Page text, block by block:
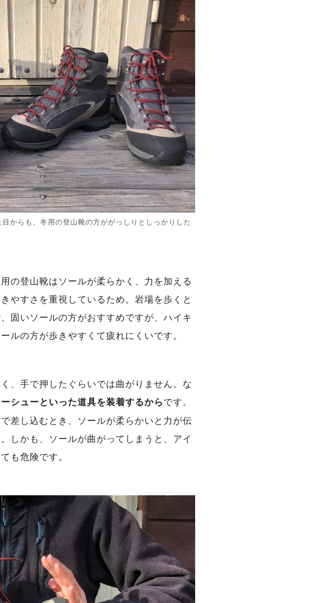
からも、冬用の登山靴の方ががっしりとしっかりした
の登山靴はソールが柔らかく、力を加える
やすさを重視しているため。岩場を歩くと
固いソールの方がおすすめですが、ハイキ
ルの方が歩きやすくて疲れにくいです。
、手で押したぐらいでは曲がりません。な
シューといった道具を装着するからです。
差し込むとき、ソールが柔らかいと力が伝
しかも、ソールが曲がってしまうと、アイ
も危険です。